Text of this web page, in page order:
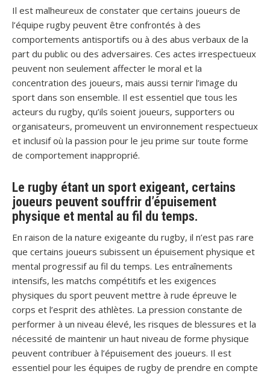
Il est malheureux de constater que certains joueurs de
l’équipe rugby peuvent être confrontés à des
comportements antisportifs ou à des abus verbaux de la
part du public ou des adversaires. Ces actes irrespectueux
peuvent non seulement affecter le moral et la
concentration des joueurs, mais aussi ternir l’image du
sport dans son ensemble. Il est essentiel que tous les
acteurs du rugby, qu’ils soient joueurs, supporters ou
organisateurs, promeuvent un environnement respectueux
et inclusif où la passion pour le jeu prime sur toute forme
de comportement inapproprié.
Le rugby étant un sport exigeant, certains
joueurs peuvent souffrir d’épuisement
physique et mental au fil du temps.
En raison de la nature exigeante du rugby, il n’est pas rare
que certains joueurs subissent un épuisement physique et
mental progressif au fil du temps. Les entraînements
intensifs, les matchs compétitifs et les exigences
physiques du sport peuvent mettre à rude épreuve le
corps et l’esprit des athlètes. La pression constante de
performer à un niveau élevé, les risques de blessures et la
nécessité de maintenir un haut niveau de forme physique
peuvent contribuer à l’épuisement des joueurs. Il est
essentiel pour les équipes de rugby de prendre en compte